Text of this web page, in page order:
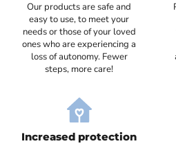
Our products are safe and
easy to use, to meet your
needs or those of your loved
ones who are experiencing a
loss of autonomy. Fewer
steps, more care!
Increased protection